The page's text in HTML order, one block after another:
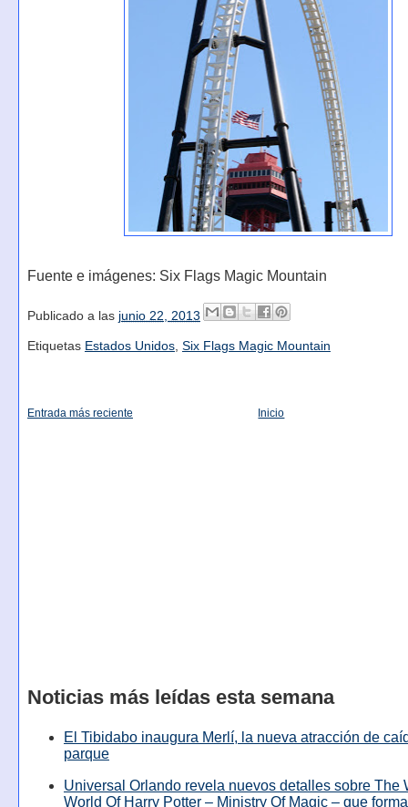
Fuente e imágenes: Six Flags Magic Mountain
Publicado a las junio 22, 2013
Etiquetas Estados Unidos, Six Flags Magic Mountain
Entrada más reciente Inicio
Noticias más leídas esta semana
El Tibidabo inaugura Merlí, la nueva atracción de
parque
Universal Orlando revela nuevos detalles sobre The
World Of Harry Potter – Ministry Of Magic – que